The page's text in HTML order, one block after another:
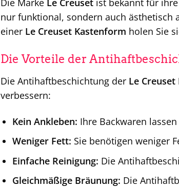
Die Marke Le Creuset ist bekannt für
nur funktional, sondern auch ästhetisch
einer Le Creuset Kastenform holen Sie
Die Vorteile der
Die Antihaftbeschichtung der Le
verbessern:
Kein Ankleben: Ihre Backwaren
Weniger Fett: Sie benötigen weniger
Einfache Reinigung: Die
Gleichmäßige Bräunung: Die